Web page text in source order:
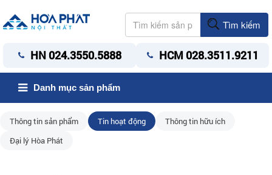
Tìm kiếm
HN 024.3550.5888 HCM 028.3511.9211
Danh mục sản phẩm
Thông tin sản phẩm Tin hoạt động
Thông tin hữu ích
Đại lý Hòa Phát